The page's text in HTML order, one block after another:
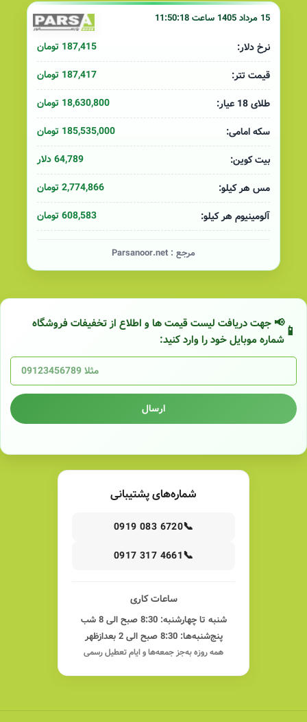
15 مرداد 1405 ساعت 11:50:18
نرخ دلار:
187,415 تومان
قیمت تتر:
187,417 تومان
طلای 18 عیار:
18,630,800 تومان
سکه امامی:
185,535,000 تومان
بیت کوین:
64,789 دلار
مس هر کیلو:
2,774,866 تومان
آلومینیوم هر کیلو:
608,583 تومان
مرجع : Parsanoor.net
📢 جهت دریافت لیست قیمت ها و اطلاع از تخفیفات فروشگاه
شماره موبایل خود را وارد کنید:
ارسال
شماره‌های پشتیبانی
📞
0919 083 6720
📞
0917 317 4661
ساعات کاری
شنبه تا چهارشنبه: 8:30 صبح الی 8 شب
پنج‌شنبه‌ها: 8:30 صبح الی 2 بعدازظهر
همه روزه به‌جز جمعه‌ها و ایام تعطیل رسمی